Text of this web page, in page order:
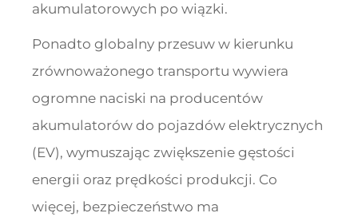
akumulatorowych po wiązki.
Ponadto globalny przesuw w kierunku
zrównoważonego transportu wywiera
ogromne naciski na producentów
akumulatorów do pojazdów elektrycznych
(EV), wymuszając zwiększenie gęstości
energii oraz prędkości produkcji. Co
więcej, bezpieczeństwo ma